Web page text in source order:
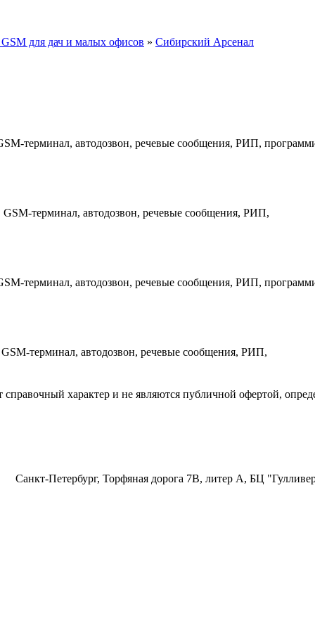
для дач и малых офисов » Сибирский Арсенал
терминал, автодозвон, речевые сообщения, РИП,
терминал, автодозвон, речевые сообщения, РИП,
терминал, автодозвон, речевые сообщения, РИП,
терминал, автодозвон, речевые сообщения, РИП,
характер и не являются публичной офертой,
Санкт-Петербург, Торфяная дорога 7В, литер А, БЦ